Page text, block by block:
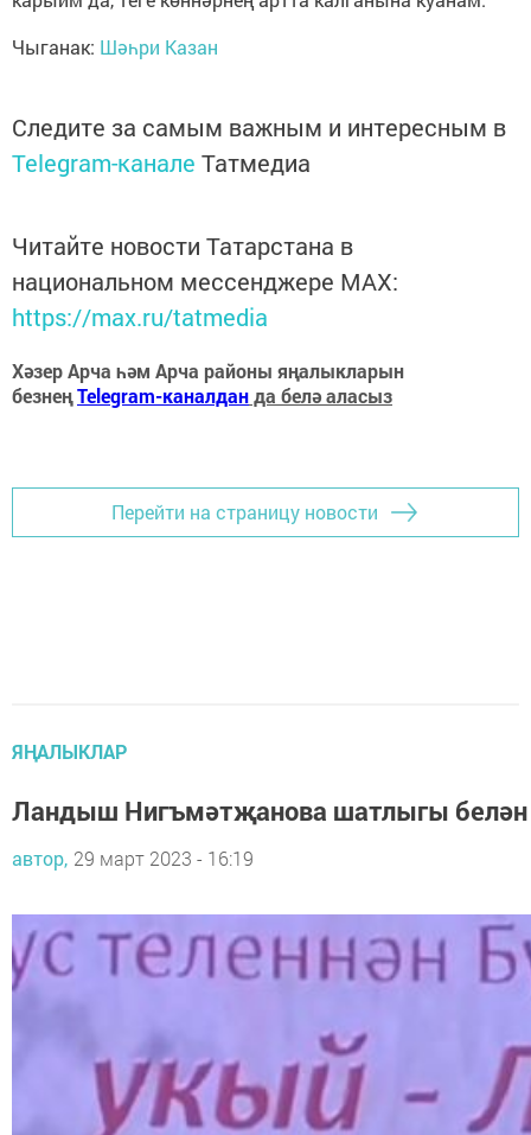
Чыганак: Шәһри Казан
Следите за самым важным и интересным в
Telegram-канале Татмедиа
Читайте новости Татарстана в
национальном мессенджере MАХ:
https://max.ru/tatmedia
Хәзер Арча һәм Арча районы яңалыкларын
безнеңTelegram-каналданда белә аласыз
Перейти на страницу новости
ЯҢАЛЫКЛАР
Ландыш Нигъмәтҗанова шатлыгы
автор, 29 март 2023 - 16:19